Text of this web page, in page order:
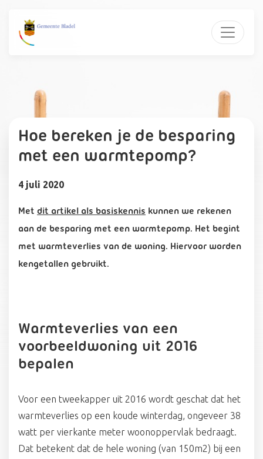
Hoe bereken je de besparing
met een warmtepomp?
4 juli 2020
Met dit artikel als basiskennis kunnen we rekenen
aan de besparing met een warmtepomp. Het begint
met warmteverlies van de woning. Hiervoor worden
kengetallen gebruikt.
Warmteverlies van een
voorbeeldwoning uit 2016
bepalen
Voor een tweekapper uit 2016 wordt geschat dat het
warmteverlies op een koude winterdag, ongeveer 38
watt per vierkante meter woonoppervlak bedraagt.
Dat betekent dat de hele woning (van 150m2) bij een